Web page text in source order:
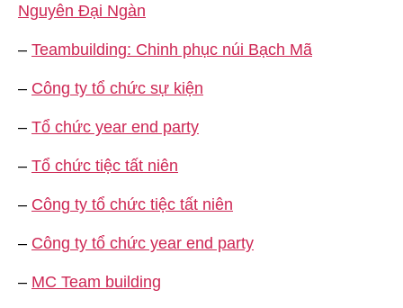
Nguyên Đại Ngàn
– Teambuilding: Chinh phục núi Bạch Mã
– Công ty tổ chức sự kiện
– Tổ chức year end party
– Tổ chức tiệc tất niên
– Công ty tổ chức tiệc tất niên
– Công ty tổ chức year end party
– MC Team building